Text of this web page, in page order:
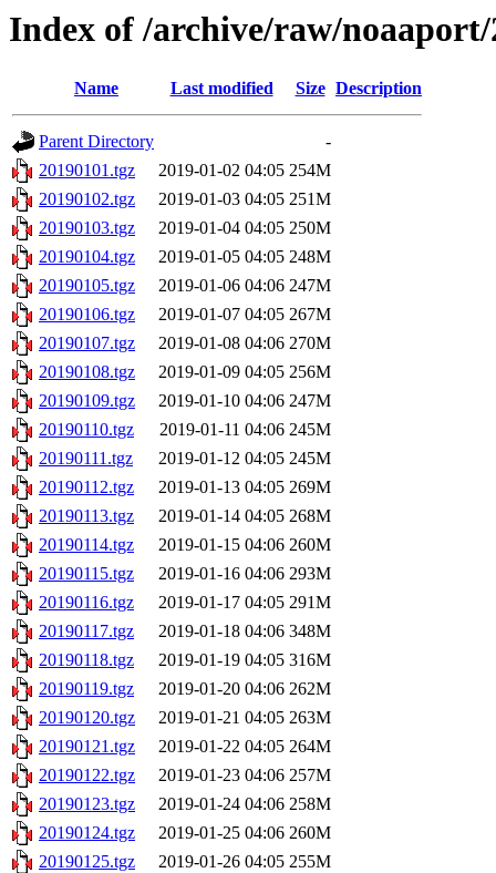
Index of /archive/raw/noaaport/
Name Last modified Size Description
Parent Directory
-
20190101.tgz
2019-01-02 04:05 254M
20190102.tgz
2019-01-03 04:05 251M
20190103.tgz
2019-01-04 04:05 250M
20190104.tgz
2019-01-05 04:05 248M
20190105.tgz
2019-01-06 04:06 247M
20190106.tgz
2019-01-07 04:05 267M
20190107.tgz
2019-01-08 04:06 270M
20190108.tgz
2019-01-09 04:05 256M
20190109.tgz
2019-01-10 04:06 247M
20190110.tgz
2019-01-11 04:06 245M
20190111.tgz
2019-01-12 04:05 245M
20190112.tgz
2019-01-13 04:05 269M
20190113.tgz
2019-01-14 04:05 268M
20190114.tgz
2019-01-15 04:06 260M
20190115.tgz
2019-01-16 04:06 293M
20190116.tgz
2019-01-17 04:05 291M
20190117.tgz
2019-01-18 04:06 348M
20190118.tgz
2019-01-19 04:05 316M
20190119.tgz
2019-01-20 04:06 262M
20190120.tgz
2019-01-21 04:05 263M
20190121.tgz
2019-01-22 04:05 264M
20190122.tgz
2019-01-23 04:06 257M
20190123.tgz
2019-01-24 04:06 258M
20190124.tgz
2019-01-25 04:06 260M
20190125.tgz
2019-01-26 04:05 255M